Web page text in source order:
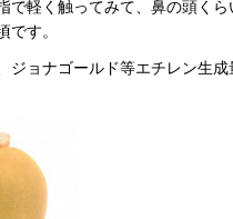
で軽く触ってみて、鼻の頭くら
です。
ジョナゴールド等エチレン生